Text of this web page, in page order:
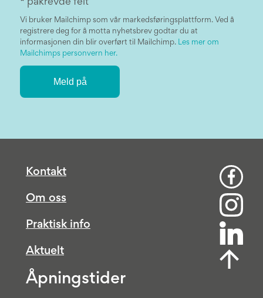
* påkrevde felt
Vi bruker Mailchimp som vår markedsføringsplattform. Ved å
registrere deg for å motta nyhetsbrev godtar du at
informasjonen din blir overført til Mailchimp. Les mer om
Mailchimps personvern her.
Kontakt
Om oss
Praktisk info
Aktuelt
Åpningstider